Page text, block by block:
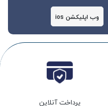
وب اپلیکشن ios
پرداخت آنلاین